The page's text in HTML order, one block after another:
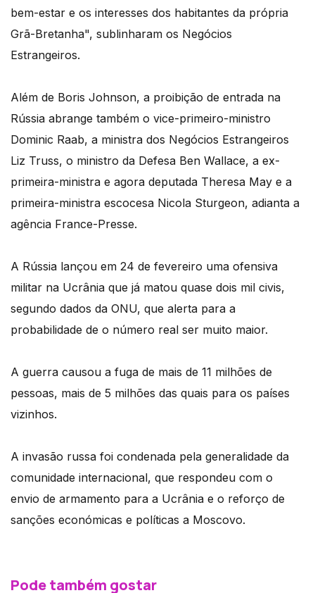
bem-estar e os interesses dos habitantes da própria
Grã-Bretanha", sublinharam os Negócios
Estrangeiros.
Além de Boris Johnson, a proibição de entrada na
Rússia abrange também o vice-primeiro-ministro
Dominic Raab, a ministra dos Negócios Estrangeiros
Liz Truss, o ministro da Defesa Ben Wallace, a ex-
primeira-ministra e agora deputada Theresa May e a
primeira-ministra escocesa Nicola Sturgeon, adianta a
agência France-Presse.
A Rússia lançou em 24 de fevereiro uma ofensiva
militar na Ucrânia que já matou quase dois mil civis,
segundo dados da ONU, que alerta para a
probabilidade de o número real ser muito maior.
A guerra causou a fuga de mais de 11 milhões de
pessoas, mais de 5 milhões das quais para os países
vizinhos.
A invasão russa foi condenada pela generalidade da
comunidade internacional, que respondeu com o
envio de armamento para a Ucrânia e o reforço de
sanções económicas e políticas a Moscovo.
Pode também gostar